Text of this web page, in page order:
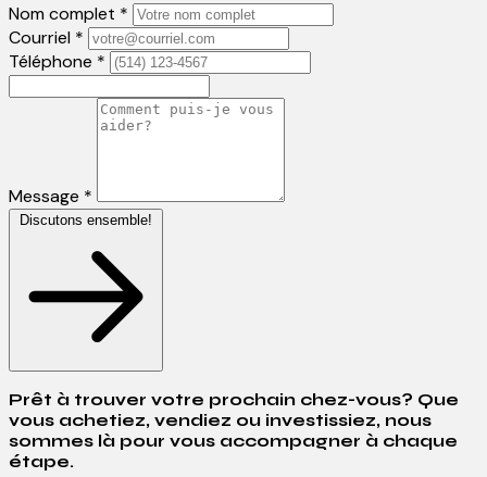
Nom complet *
Courriel *
Téléphone *
Message *
Discutons ensemble!
Prêt à trouver votre prochain chez-vous? Que
vous achetiez, vendiez ou investissiez, nous
sommes là pour vous accompagner à chaque
étape.